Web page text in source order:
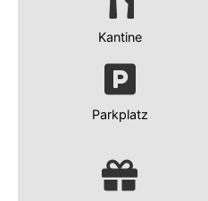
Kantine
Parkplatz